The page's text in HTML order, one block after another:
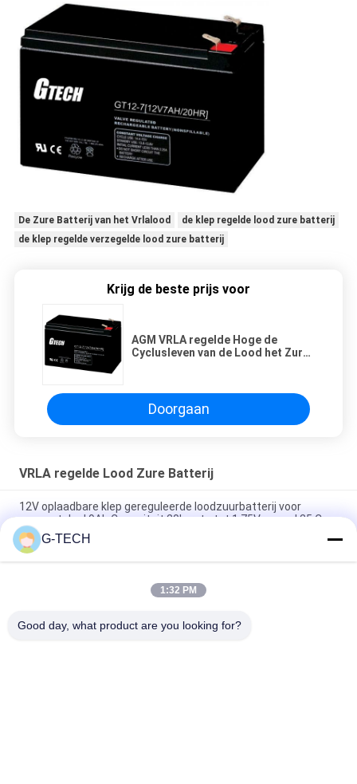
De Zure Batterij van het Vrlalood
de klep regelde lood zure batterij
de klep regelde verzegelde lood zure batterij
Krijg de beste prijs voor
AGM VRLA regelde Hoge de
Cyclusleven van de Lood het Zure
Doorgaan
VRLA regelde Lood Zure Batterij
12V oplaadbare klep gereguleerde loodzuurbatterij voor
zonnestelsel 9Ah Capaciteit 20h-rate tot 1,75V per cel 25 C
2.55 Kg 12V 9Ah VRLA type lead acid battery for
UPS,Telecom,solar system,alarm system
2.05kg weight 12v sealed valve regulated rechargeable
G-TECH
1:32 PM
Good day, what product are you looking for?